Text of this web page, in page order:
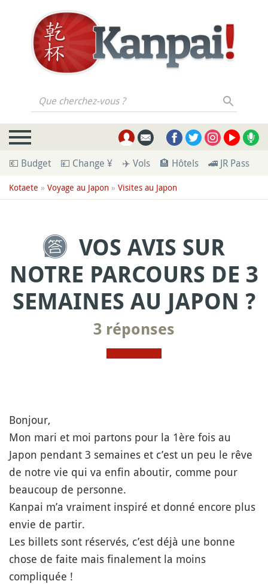
Que cherchez-vous ?
💶 Budget 💴 Change ¥ ✈️ Vols 🏨 Hôtels 🚄 JR Pass
Kotaete » Voyage au Japon » Visites au Japon
VOS AVIS SUR
NOTRE PARCOURS DE 3
SEMAINES AU JAPON ?
3 réponses
Bonjour,
Mon mari et moi partons pour la 1ère fois au
Japon pendant 3 semaines et c’est un peu le rêve
de notre vie qui va enfin aboutir, comme pour
beaucoup de personne.
Kanpai m’a vraiment inspiré et donné encore plus
envie de partir.
Les billets sont réservés, c’est déjà une bonne
chose de faite mais finalement la moins
compliquée !